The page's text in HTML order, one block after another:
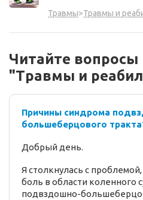
Травмы>Травмы и
Читайте вопросы
"Травмы и
Причины синдрома
большеберцового
Добрый день.
Я столкнулась с
боль в области коленного
подвздошно-